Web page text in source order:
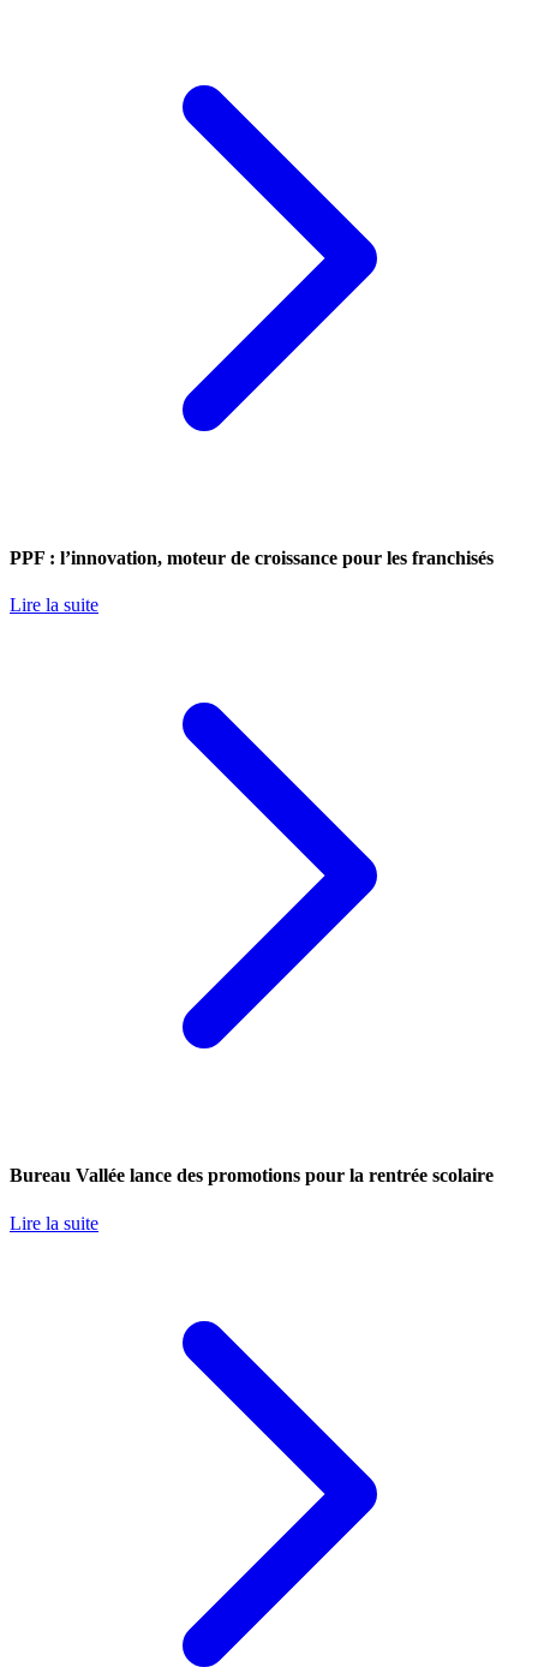
PPF : l’innovation, moteur de croissance pour les franchisés
Lire la suite
Bureau Vallée lance des promotions pour la rentrée scolaire
Lire la suite